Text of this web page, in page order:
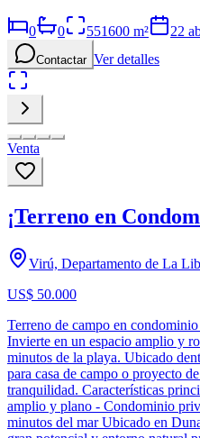
0 0 551600 m² 22
Contactar Ver detalles
Venta
¡Terreno en
Virú, Departamento de La
US$ 50.000
Terreno de campo en
Invierte en un espacio amplio y
minutos de la playa. Ubicado
para casa de campo o proyecto
tranquilidad. Características
amplio y plano - Condominio
minutos del mar Ubicado en